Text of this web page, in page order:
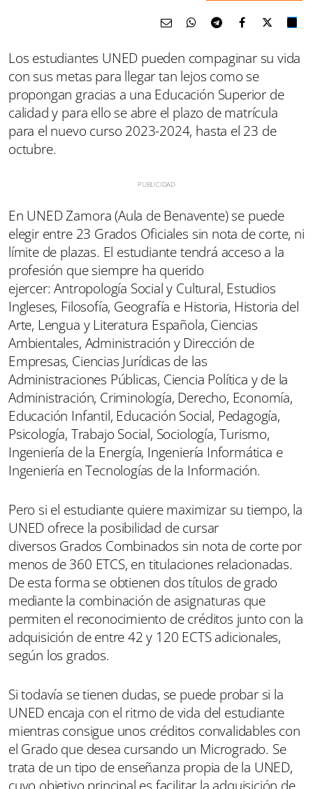
Los estudiantes UNED pueden compaginar su vida
con sus metas para llegar tan lejos como se
propongan gracias a una Educación Superior de
calidad y para ello se abre el plazo de matrícula
para el nuevo curso 2023-2024, hasta el 23 de
octubre.
En UNED Zamora (Aula de Benavente) se puede
elegir entre 23 Grados Oficiales sin nota de corte, ni
límite de plazas. El estudiante tendrá acceso a la
profesión que siempre ha querido
ejercer: Antropología Social y Cultural, Estudios
Ingleses, Filosofía, Geografía e Historia, Historia del
Arte, Lengua y Literatura Española, Ciencias
Ambientales, Administración y Dirección de
Empresas, Ciencias Jurídicas de las
Administraciones Públicas, Ciencia Política y de la
Administración, Criminología, Derecho, Economía,
Educación Infantil, Educación Social, Pedagogía,
Psicología, Trabajo Social, Sociología, Turismo,
Ingeniería de la Energía, Ingeniería Informática e
Ingeniería en Tecnologías de la Información.
Pero si el estudiante quiere maximizar su tiempo, la
UNED ofrece la posibilidad de cursar
diversos Grados Combinados sin nota de corte por
menos de 360 ETCS, en titulaciones relacionadas.
De esta forma se obtienen dos títulos de grado
mediante la combinación de asignaturas que
permiten el reconocimiento de créditos junto con la
adquisición de entre 42 y 120 ECTS adicionales,
según los grados.
Si todavía se tienen dudas, se puede probar si la
UNED encaja con el ritmo de vida del estudiante
mientras consigue unos créditos convalidables con
el Grado que desea cursando un Microgrado. Se
trata de un tipo de enseñanza propia de la UNED,
cuyo objetivo principal es facilitar la adquisición de